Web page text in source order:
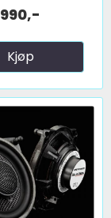
990,-
Kjøp